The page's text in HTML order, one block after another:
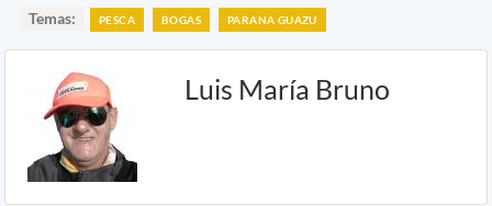
Temas: PESCA BOGAS PARANA GUAZU
Luis María Bruno